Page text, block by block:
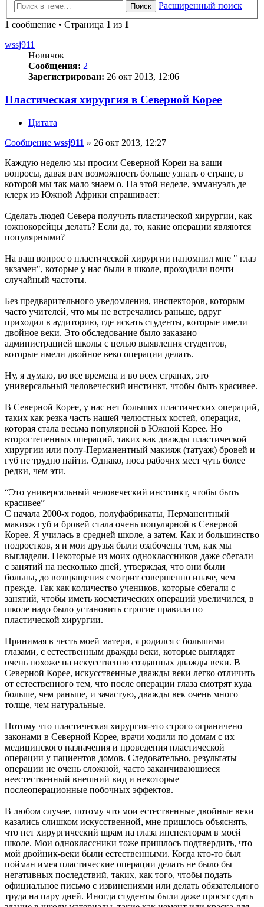
Поиск
Расширенный поиск
1 сообщение • Страница 1 из 1
wssj911
Новичок
Сообщения: 2
Зарегистрирован: 26 окт 2013, 12:06
Пластическая хирургия в Северной Корее
Цитата
Сообщение wssj911 » 26 окт 2013, 12:27
Каждую неделю мы просим Северной Кореи на ваши
вопросы, давая вам возможность больше узнать о стране, в
которой мы так мало знаем о. На этой неделе, эммануэль де
клерк из Южной Африки спрашивает:
Сделать людей Севера получить пластической хирургии, как
южнокорейцы делать? Если да, то, какие операции являются
популярными?
На ваш вопрос о пластической хирургии напомнил мне " глаз
экзамен", которые у нас были в школе, проходили почти
случайный частоты.
Без предварительного уведомления, инспекторов, которым
часто учителей, что мы не встречались раньше, вдруг
приходил в аудиторию, где искать студенты, которые имели
двойное веки. Это обследование было заказано
администрацией школы с целью выявления студентов,
которые имели двойное веко операции делать.
Ну, я думаю, во все времена и во всех странах, это
универсальный человеческий инстинкт, чтобы быть красивее.
В Северной Корее, у нас нет больших пластических операций,
таких как резка часть нашей челюстных костей, операция,
которая стала весьма популярной в Южной Корее. Но
второстепенных операций, таких как дважды пластической
хирургии или полу-Перманентный макияж (татуаж) бровей и
губ не трудно найти. Однако, носа рабочих мест чуть более
редки, чем эти.
“Это универсальный человеческий инстинкт, чтобы быть
красивее”
С начала 2000-х годов, полуфабрикаты, Перманентный
макияж губ и бровей стала очень популярной в Северной
Корее. Я училась в средней школе, а затем. Как и большинство
подростков, я и мои друзья были озабочены тем, как мы
выглядели. Некоторые из моих одноклассников даже сбегали
с занятий на несколько дней, утверждая, что они были
больны, до возвращения смотрит совершенно иначе, чем
прежде. Так как количество учеников, которые сбегали с
занятий, чтобы иметь косметических операций увеличился, в
школе надо было установить строгие правила по
пластической хирургии.
Принимая в честь моей матери, я родился с большими
глазами, с естественным дважды веки, которые выглядят
очень похоже на искусственно созданных дважды веки. В
Северной Корее, искусственные дважды веки легко отличить
от естественного тем, что после операции глаза смотрят куда
больше, чем раньше, и зачастую, дважды век очень много
толще, чем натуральные.
Потому что пластическая хирургия-это строго ограничено
законами в Северной Корее, врачи ходили по домам с их
медицинского назначения и проведения пластической
операции у пациентов домов. Следовательно, результаты
операции не очень сложной, часто заканчивающиеся
неестественный внешний вид и некоторые
послеоперационные побочных эффектов.
В любом случае, потому что мои естественные двойные веки
казались слишком искусственной, мне пришлось объяснять,
что нет хирургический шрам на глаза инспекторам в моей
школе. Мои одноклассники тоже пришлось подтвердить, что
мой двойник-веки были естественными. Когда кто-то был
пойман имея пластические операции делать не было бы
негативных последствий, таких, как того, чтобы подать
официальное письмо с извинениями или делать обязательного
труда на пару дней. Иногда студенты были даже просят сдать